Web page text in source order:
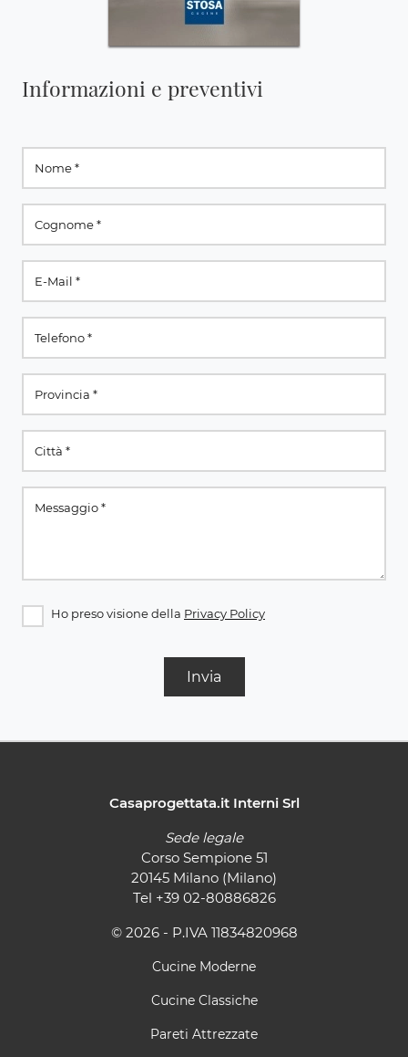
Informazioni e preventivi
Ho preso visione della Privacy Policy
Invia
Casaprogettata.it Interni Srl
Sede legale
Corso Sempione 51
20145 Milano (Milano)
Tel +39 02-80886826
© 2026 - P.IVA 11834820968
Cucine Moderne
Cucine Classiche
Pareti Attrezzate